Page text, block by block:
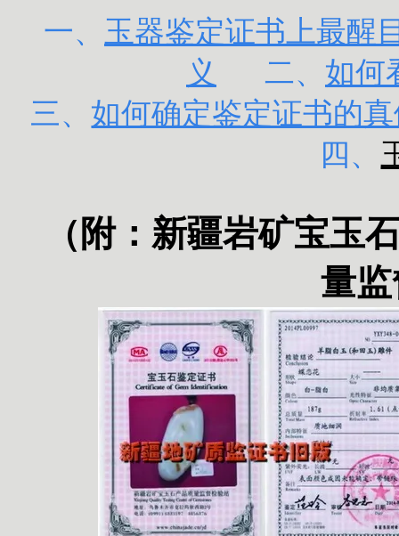
一、 玉器鉴定证书上最醒
义
二、 如何
三、 如何确定鉴定证书的
四、
（附： 新疆岩矿宝玉
量